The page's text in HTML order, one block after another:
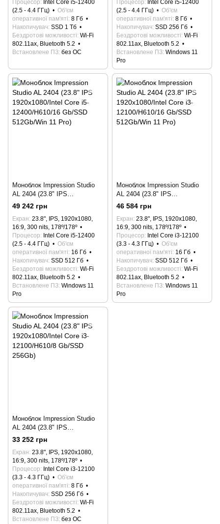
Процесор
Intel Core i5-12400
(2.5 - 4.4 ГГц)
Об'єм
оперативної пам'яті 8 Гб
Накопичувач SSD 1 Тб
Бездротові можливості Wi-Fi
802.11ax, Bluetooth 5.2
Встановлене ПЗ без ОС
Процесор
Intel Core i5-12400
(2.5 - 4.4 ГГц)
Об'єм
оперативної пам'яті 8 Гб
Накопичувач SSD 256 Гб
Бездротові можливості Wi-Fi
802.11ax, Bluetooth 5.2
Встановлене ПЗ Windows 11
Pro
Моноблок Impression Studio
AL 2404 (23.8" IPS
1920x1080/Intel Core i5-
12400/H610/16 Gb/SSD
512Gb/Win 11 Pro)
49 242 грн
Екран 23.8", IPS, 1920x1080,
16:9, 300 nits, 178º/178º
Процесор
Intel Core i5-12400
(2.5 - 4.4 ГГц)
Об'єм
оперативної пам'яті 16 Гб
Накопичувач SSD 512 Гб
Бездротові можливості Wi-Fi
802.11ax, Bluetooth 5.2
Встановлене ПЗ Windows 11
Pro
Моноблок Impression Studio
AL 2404 (23.8" IPS
1920x1080/Intel Core i3-
12100/H610/16 Gb/SSD
512Gb/Win 11 Pro)
46 584 грн
Екран 23.8", IPS, 1920x1080,
16:9, 300 nits, 178º/178º
Процесор
Intel Core i3-12100
(3.3 - 4.3 ГГц)
Об'єм
оперативної пам'яті 16 Гб
Накопичувач SSD 512 Гб
Бездротові можливості Wi-Fi
802.11ax, Bluetooth 5.2
Встановлене ПЗ Windows 11
Pro
Моноблок Impression Studio
AL 2404 (23.8" IPS
1920x1080/Intel Core i3-
12100/H610/8 Gb/SSD 256Gb)
33 252 грн
Екран 23.8", IPS, 1920x1080,
16:9, 300 nits, 178º/178º
Процесор
Intel Core i3-12100
(3.3 - 4.3 ГГц)
Об'єм
оперативної пам'яті 8 Гб
Накопичувач SSD 256 Гб
Бездротові можливості Wi-Fi
802.11ax, Bluetooth 5.2
Встановлене ПЗ без ОС